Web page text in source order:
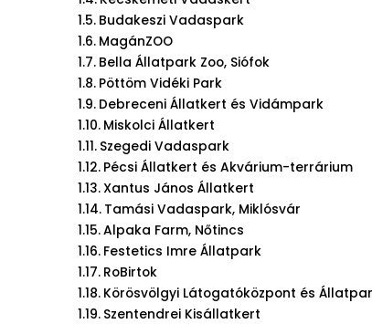
Budakeszi Vadaspark
MagánZOO
Bella Állatpark Zoo, Siófok
Pöttöm Vidéki Park
Debreceni Állatkert és Vidámpark
Miskolci Állatkert
Szegedi Vadaspark
Pécsi Állatkert és Akvárium-terrárium
Xantus János Állatkert
Tamási Vadaspark, Miklósvár
Alpaka Farm, Nőtincs
Festetics Imre Állatpark
RoBirtok
Körösvölgyi Látogatóközpont és
Szentendrei Kisállatkert